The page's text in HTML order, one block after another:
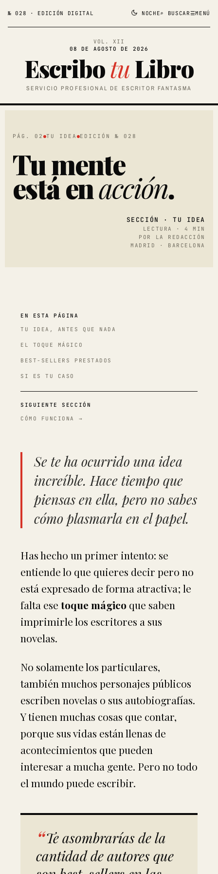
№ 028 · EDICIÓN DIGITAL NOCHE⌕ BUSCAR ☰MENÚ
VOL. XII
08 DE AGOSTO DE 2026
EscribotuLibro
SERVICIO PROFESIONAL DE ESCRITOR FANTASMA
PÁG. 02 TU IDEA EDICIÓN № 028
Tu mente
está enacción.
SECCIÓN · TU IDEA
LECTURA · 4 MIN
POR LA REDACCIÓN
MADRID · BARCELONA
EN ESTA PÁGINA
TU IDEA, ANTES QUE NADA
EL TOQUE MÁGICO
BEST-SELLERS PRESTADOS
SI ES TU CASO
SIGUIENTE SECCIÓN
CÓMO FUNCIONA →
Se te ha ocurrido una idea
increíble. Hace tiempo que
piensas en ella, pero no sabes
cómo plasmarla en el papel.
Has hecho un primer intento: se
entiende lo que quieres decir pero no
está expresado de forma atractiva; le
falta ese toque mágico que saben
imprimirle los escritores a sus
novelas.
No solamente los particulares,
también muchos personajes públicos
escriben novelas o sus autobiografías.
Y tienen muchas cosas que contar,
porque sus vidas están llenas de
acontecimientos que pueden
interesar a mucha gente. Pero no todo
el mundo puede escribir.
Te asombrarías de la
cantidad de autores que